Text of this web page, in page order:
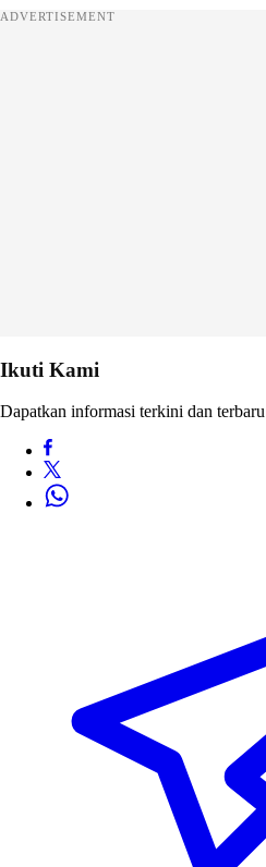
ADVERTISEMENT
Ikuti Kami
Dapatkan informasi terkini dan